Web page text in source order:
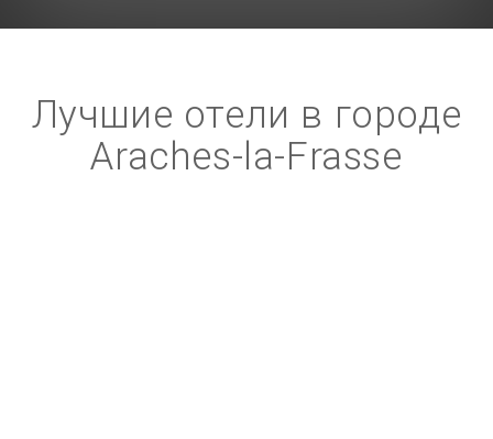
Лучшие отели в городе
Araches-la-Frasse